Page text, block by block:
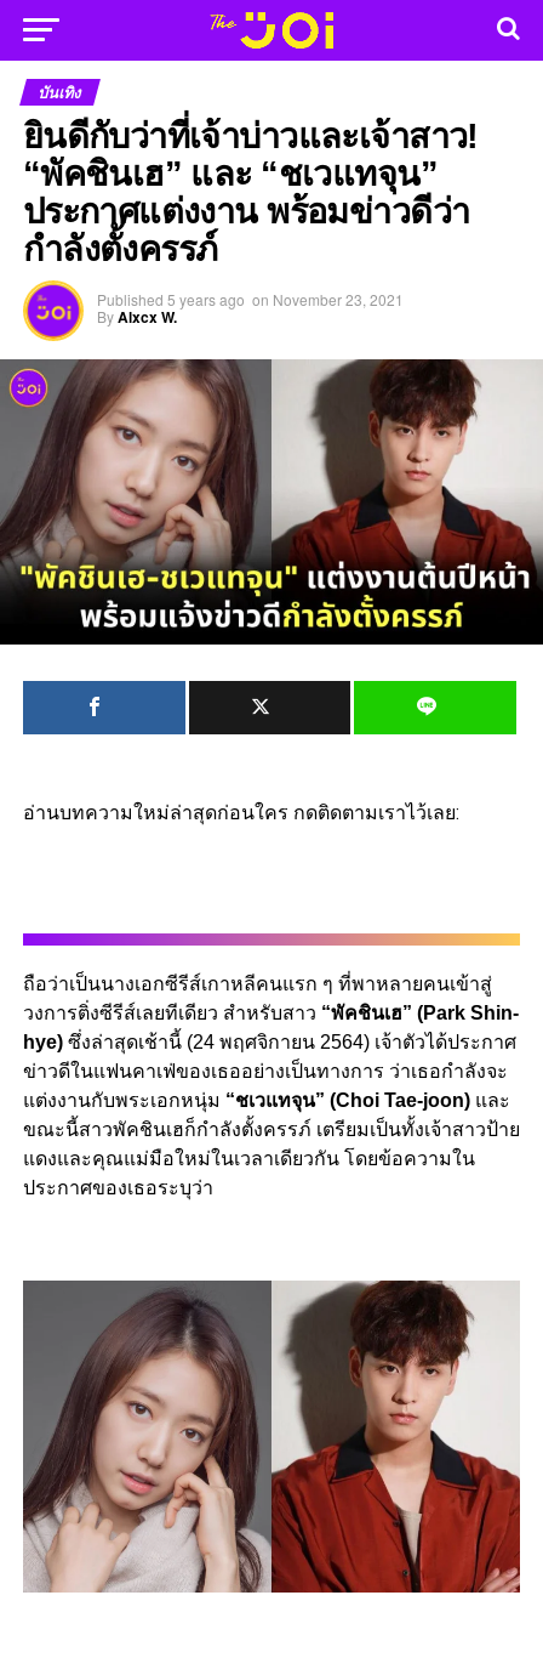
บันเทิง
ยินดีกับว่าที่เจ้าบ่าวและเจ้าสาว!
“พัคชินเฮ” และ “ชเวแทจุน”
ประกาศแต่งงาน พร้อมข่าวดีว่า
กำลังตั้งครรภ์
Published 5 years ago on November 23, 2021
ByAlxcx W.
อ่านบทความใหม่ล่าสุดก่อนใคร กดติดตามเราไว้เลย:
ถือว่าเป็นนางเอกซีรีส์เกาหลีคนแรก ๆ ที่พาหลายคนเข้าสู่
วงการติ่งซีรีส์เลยทีเดียว สำหรับสาว “พัคชินเฮ” (Park Shin-
hye) ซึ่งล่าสุดเช้านี้ (24 พฤศจิกายน 2564) เจ้าตัวได้ประกาศ
ข่าวดีในแฟนคาเฟ่ของเธออย่างเป็นทางการ ว่าเธอกำลังจะ
แต่งงานกับพระเอกหนุ่ม “ชเวแทจุน” (Choi Tae-joon) และ
ขณะนี้สาวพัคชินเฮก็กำลังตั้งครรภ์ เตรียมเป็นทั้งเจ้าสาวป้าย
แดงและคุณแม่มือใหม่ในเวลาเดียวกัน โดยข้อความใน
ประกาศของเธอระบุว่า